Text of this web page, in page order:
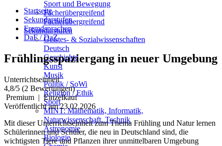
Sport und Bewegung
Fächerübergreifend
Fächerübergreifend
Sekundarstufen
Geistes- & Sozialwissenschaften
Deutsch
Geschichte
Kunst
Musik
Politik / SoWi
Religion / Ethik
Sport
MINT: Mathematik, Informatik,
Naturwissenschaft, Technik
Astronomie
Biologie
Startseite
Sekundarstufen
Fremdsprachen
DaF / DaZ
Frühlingsspaziergang in neuer Umgebung
Unterrichtseinheit
4,8/5 (2 Bewertungen)
Premium | Einzelkauf
Veröffentlicht am 23.02.2026
Mit dieser Unterrichtseinheit zum Thema Frühling und Natur lernen
Schülerinnen und Schüler, die neu in Deutschland sind, die
wichtigsten Tiere und Pflanzen ihrer unmittelbaren Umgebung